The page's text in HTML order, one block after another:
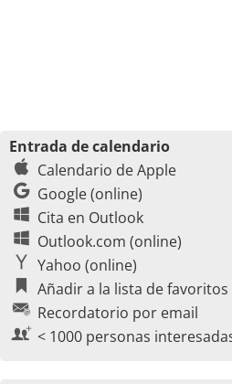
Entrada de calendario
Calendario de Apple
Google (online)
Cita en Outlook
Outlook.com (online)
Yahoo (online)
Añadir a la lista de favoritos
Recordatorio por email
< 1000 personas